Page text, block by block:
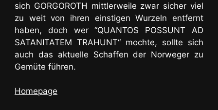
sich GORGOROTH mittlerweile zwar sicher viel
zu weit von ihren einstigen Wurzeln entfernt
haben, doch wer “QUANTOS POSSUNT AD
SATANITATEM TRAHUNT“ mochte, sollte sich
auch das aktuelle Schaffen der Norweger zu
Gemüte führen.
Homepage